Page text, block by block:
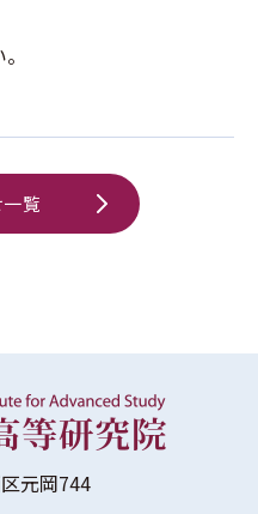
覧
元岡744